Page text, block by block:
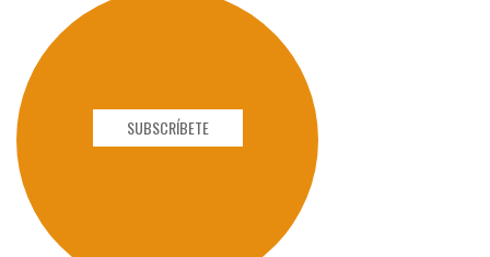
SUBSCRÍBETE